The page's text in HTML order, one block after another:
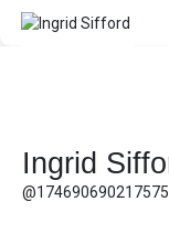
Ingrid